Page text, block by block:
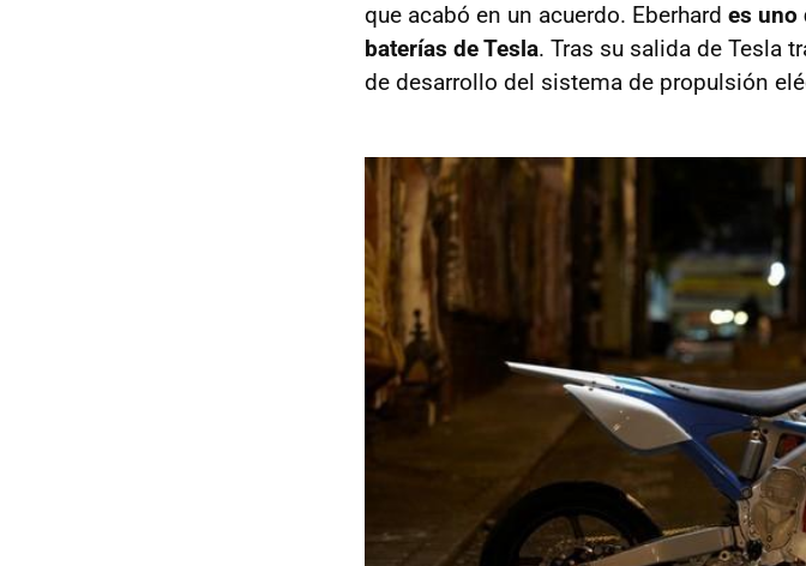
que acabó en un acuerdo. Eberhard es uno
baterías de Tesla. Tras su salida de Tesla
de desarrollo del sistema de propulsión